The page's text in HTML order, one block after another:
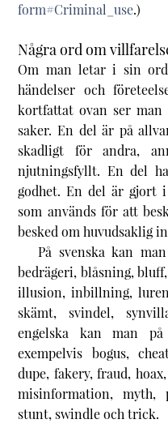
form#Criminal_use.)
Några ord om
Om man letar i sin
händelser och
kortfattat ovan ser
saker. En del är på
skadligt för andra,
njutningsfyllt. En del
godhet. En del är gjort
som används för att
besked om huvudsaklig
På svenska kan
bedrägeri, blåsning,
illusion, inbillning,
skämt, svindel,
engelska kan man
exempelvis bogus,
dupe, fakery, fraud,
misinformation, myth,
stunt, swindle och trick.